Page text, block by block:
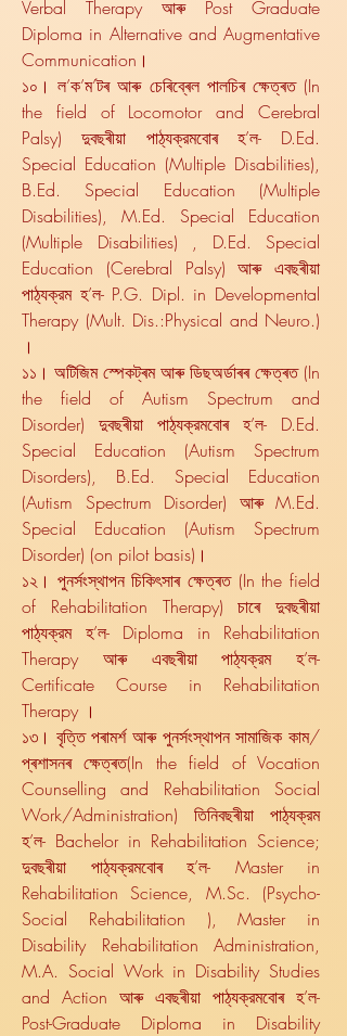
Verbal Therapy আৰু Post Graduate
Diploma in Alternative and Augmentative
Communication।
১০। ল’ক’ম’টৰ আৰু চেৰিব্ৰেল পালচিৰ ক্ষেত্ৰত (In
the field of Locomotor and Cerebral
Palsy) দুবছৰীয়া পাঠ্যক্রমবোৰ হ’ল- D.Ed.
Special Education (Multiple Disabilities),
B.Ed. Special Education (Multiple
Disabilities), M.Ed. Special Education
(Multiple Disabilities) , D.Ed. Special
Education (Cerebral Palsy) আৰু এবছৰীয়া
পাঠ্যক্রম হ’ল- P.G. Dipl. in Developmental
Therapy (Mult. Dis.:Physical and Neuro.)
।
১১। অটিজিম স্পেকট্ৰম আৰু ডিছঅৰ্ডাৰৰ ক্ষেত্ৰত (In
the field of Autism Spectrum and
Disorder) দুবছৰীয়া পাঠ্যক্রমবোৰ হ’ল- D.Ed.
Special Education (Autism Spectrum
Disorders), B.Ed. Special Education
(Autism Spectrum Disorder) আৰু M.Ed.
Special Education (Autism Spectrum
Disorder) (on pilot basis)।
১২। পুনৰ্সংস্থাপন চিকিৎসাৰ ক্ষেত্ৰত (In the field
of Rehabilitation Therapy) চাৰে দুবছৰীয়া
পাঠ্যক্রম হ’ল- Diploma in Rehabilitation
Therapy আৰু এবছৰীয়া পাঠ্যক্রম হ’ল-
Certificate Course in Rehabilitation
Therapy ।
১৩। বৃত্তি পৰামৰ্শ আৰু পুনৰ্সংস্থাপন সামাজিক কাম/
প্ৰশাসনৰ ক্ষেত্ৰত(In the field of Vocation
Counselling and Rehabilitation Social
Work/Administration) তিনিবছৰীয়া পাঠ্যক্রম
হ’ল- Bachelor in Rehabilitation Science;
দুবছৰীয়া পাঠ্যক্রমবোৰ হ’ল- Master in
Rehabilitation Science, M.Sc. (Psycho-
Social Rehabilitation ), Master in
Disability Rehabilitation Administration,
M.A. Social Work in Disability Studies
and Action আৰু এবছৰীয়া পাঠ্যক্রমবোৰ হ’ল-
Post-Graduate Diploma in Disability